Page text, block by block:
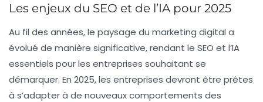
Les enjeux du SEO et de l’IA pour 2025
Au fil des années, le paysage du marketing digital a
évolué de manière significative, rendant le SEO et l’IA
essentiels pour les entreprises souhaitant se
démarquer. En 2025, les entreprises devront être prêtes
à s’adapter à de nouveaux comportements des